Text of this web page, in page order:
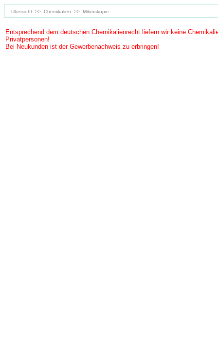
Übersicht >> Chemikalien >> Mikroskopie
Entsprechend dem deutschen Chemikalienrecht liefern wir keine
Privatpersonen!
Bei Neukunden ist der Gewerbenachweis zu erbringen!